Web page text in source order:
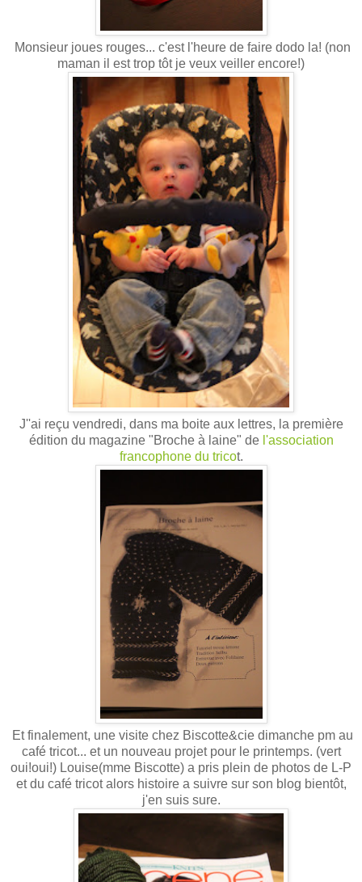
Monsieur joues rouges... c'est l'heure de faire dodo la! (non
maman il est trop tôt je veux veiller encore!)
J''ai reçu vendredi, dans ma boite aux lettres, la première
édition du magazine "Broche à laine" del'association
francophone du tricot.
Et finalement, une visite chez Biscotte&cie dimanche pm au
café tricot... et un nouveau projet pour le printemps. (vert
oui!oui!) Louise(mme Biscotte) a pris plein de photos de L-P
et du café tricot alors histoire a suivre sur son blog bientôt,
j'en suis sure.